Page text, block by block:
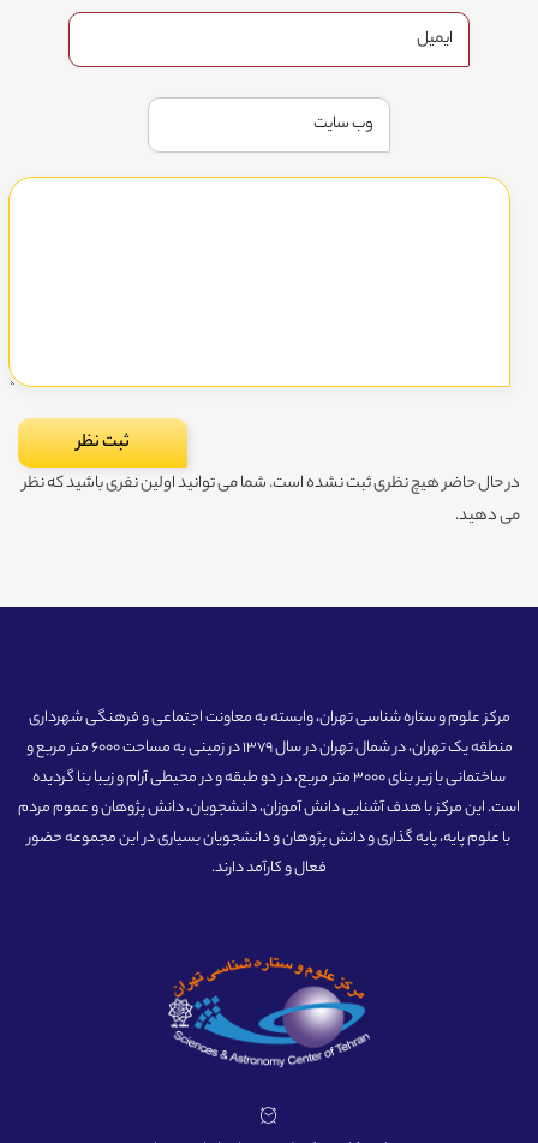
در حال حاضر هیچ نظری ثبت نشده است. شما می توانید اولین نفری باشید که نظر
می دهید.
مرکز علوم و ستاره شناسی تهران، وابسته به معاونت اجتماعی و فرهنگی شهرداری
منطقه یک تهران، در شمال تهران در سال 1379 در زمینی به مساحت 6000 متر مربع و
ساختمانی با زیر بنای 3000 متر مربع، در دو طبقه و در محیطی آرام و زیبا بنا گردیده
است. این مرکز با هدف آشنایی دانش آموزان، دانشجویان، دانش پژوهان و عموم مردم
با علوم پایه، پایه گذاری و دانش پژوهان و دانشجویان بسیاری در این مجموعه حضور
فعال و کارآمد دارند.